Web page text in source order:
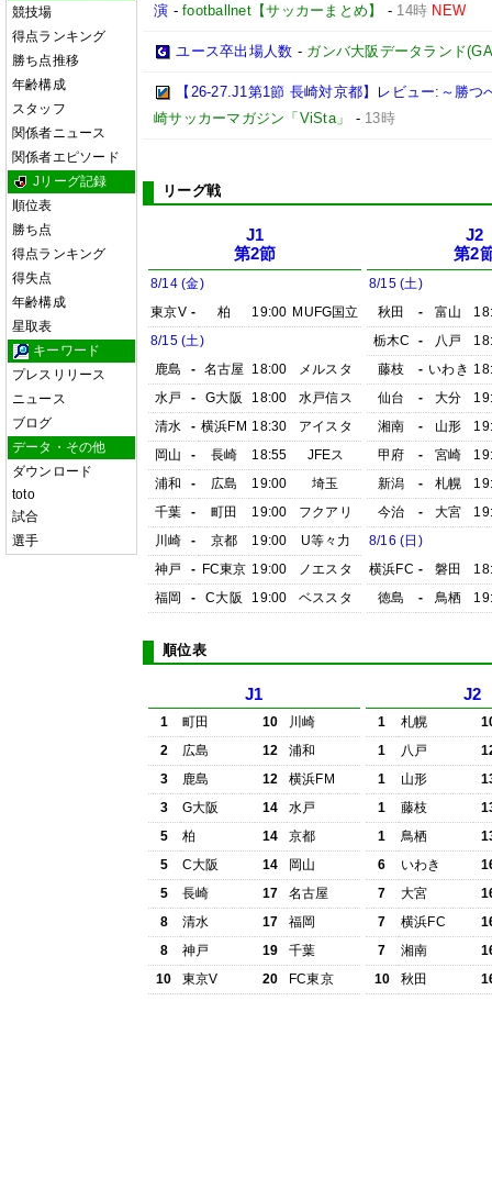
競技場
得点ランキング
勝ち点推移
年齢構成
スタッフ
関係者ニュース
関係者エピソード
Jリーグ記録
順位表
勝ち点
得点ランキング
得失点
年齢構成
星取表
キーワード
プレスリリース
ニュース
ブログ
データ・その他
ダウンロード
toto
試合
選手
演 -footballnet【サッカーまとめ】 - 14時 NEW
ユース卒出場人数 - ガンバ大阪データランド
【26-27.J1第1節 長崎対京都】レビュー:～勝
崎サッカーマガジン「ViSta」
- 13時
リーグ戦
J1
第2節
8/14 (金)
東京V - 柏 19:00 MUFG国立
8/15 (土)
鹿島
- 名古屋 18:00
メルスタ
水戸
- G大阪 18:00
水戸信ス
清水
- 横浜FM 18:30
アイスタ
岡山
- 長崎 18:55
JFEス
浦和
- 広島 19:00
埼玉
千葉
- 町田 19:00
フクアリ
川崎
- 京都 19:00
U等々力
神戸
- FC東京 19:00
ノエスタ
福岡
- C大阪 19:00 ベススタ
J2
第2
8/15 (土)
秋田
- 富山
栃木C
- 八戸
藤枝
- いわき
仙台
- 大分
湘南
- 山形
甲府
- 宮崎
新潟
- 札幌
今治
- 大宮
8/16 (日)
横浜FC - 磐田
徳島
- 鳥栖
順位表
J1
1 町田 10
川崎
2
広島 12
浦和
3
鹿島 12
横浜FM
3
G大阪 14
水戸
5
柏 14
京都
5
C大阪 14
岡山
5
長崎 17
名古屋
8
清水 17
福岡
8
神戸 19
千葉
10
東京V 20 FC東京
J2
1 札幌
1
八戸
1
山形
1
藤枝
1
鳥栖
6
いわき
7
大宮
7
横浜FC
7
湘南
10
秋田